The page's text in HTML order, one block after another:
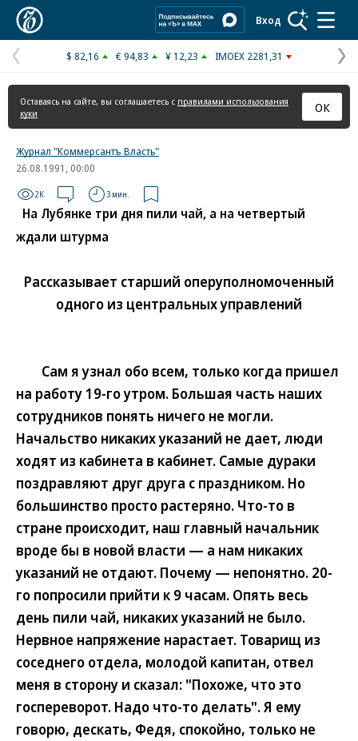
Вход
Предыдущая
страница
$ 82,16 € 94,83 ¥ 12,23 IMOEX 2281,31
Оставаясь на сайте, вы соглашаетесь с правилами использования
куки
ОК
Журнал "Коммерсантъ Власть"
26.08.1991, 00:00
2K 3 мин.
На Лубянке три дня пили чай, а на четвертый
ждали штурма
Рассказывает старший оперуполномоченный
одного из центральных управлений
Сам я узнал обо всем, только когда пришел
на работу 19-го утром. Большая часть наших
сотрудников понять ничего не могли.
Начальство никаких указаний не дает, люди
ходят из кабинета в кабинет. Самые дураки
поздравляют друг друга с праздником. Но
большинство просто растеряно. Что-то в
стране происходит, наш главный начальник
вроде бы в новой власти — а нам никаких
указаний не отдают. Почему — непонятно. 20-
го попросили прийти к 9 часам. Опять весь
день пили чай, никаких указаний не было.
Нервное напряжение нарастает. Товарищ из
соседнего отдела, молодой капитан, отвел
меня в сторону и сказал: "Похоже, что это
госпереворот. Надо что-то делать". Я ему
говорю, дескать, Федя, спокойно, только не